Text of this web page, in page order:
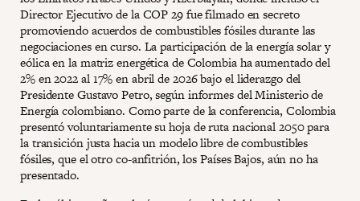
Director Ejecutivo de la COP 29 fue filmado en secreto
promoviendo acuerdos de combustibles fósiles durante las
negociaciones en curso. La participación de la energía solar y
eólica en la matriz energética de Colombia ha aumentado del
2% en 2022 al 17% en abril de 2026 bajo el liderazgo del
Presidente Gustavo Petro, según informes del Ministerio de
Energía colombiano. Como parte de la conferencia, Colombia
presentó voluntariamente su hoja de ruta nacional 2050 para
la transición justa hacia un modelo libre de combustibles
fósiles, que el otro co-anfitrión, los Países Bajos, aún no ha
presentado.